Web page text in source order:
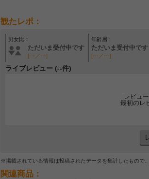
観たレポ：
男女比：
ただいま受付中です
[---／---]
年齢層：
ただいま受付中です
[---／---]
ライブレビュー (--件)
レビュ
最初のレ
※掲載されている情報は投稿されたデータを集計したもので
関連商品：